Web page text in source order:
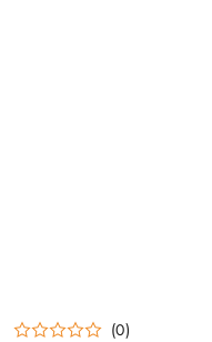
(0)